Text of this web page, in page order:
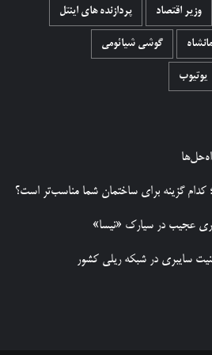
وزیر اقتصاد پردازنده های اینتل
گوشی شیائومی
یوتیوب
کدام گزینه برای ساختمان شما مناسب‌تر است؟
عجیب در سیارک «نیسا»
سایبری در شبکه ریلی کشور